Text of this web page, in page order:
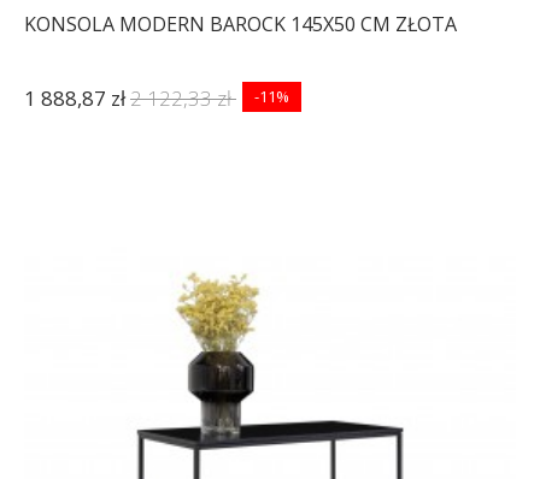
KONSOLA MODERN BAROCK 145X50 CM ZŁOTA
1 888,87 zł2 122,33 zł -11%